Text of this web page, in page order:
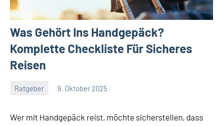
Was Gehört Ins Handgepäck?
Komplette Checkliste Für Sicheres
Reisen
Ratgeber 9. Oktober 2025
Wer mit Handgepäck reist, möchte sicherstellen, dass